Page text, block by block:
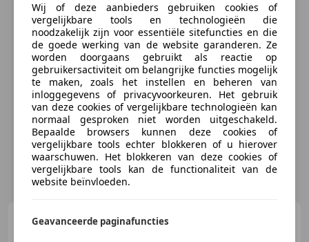
BMW K 1200 LT
Wij of deze aanbieders gebruiken cookies of
vergelijkbare tools en technologieën die
noodzakelijk zijn voor essentiële sitefuncties en die
de goede werking van de website garanderen. Ze
worden doorgaans gebruikt als reactie op
gebruikersactiviteit om belangrijke functies mogelijk
te maken, zoals het instellen en beheren van
inloggegevens of privacyvoorkeuren. Het gebruik
van deze cookies of vergelijkbare technologieën kan
normaal gesproken niet worden uitgeschakeld.
Bepaalde browsers kunnen deze cookies of
vergelijkbare tools echter blokkeren of u hierover
waarschuwen. Het blokkeren van deze cookies of
vergelijkbare tools kan de functionaliteit van de
website beïnvloeden.
Geavanceerde paginafuncties